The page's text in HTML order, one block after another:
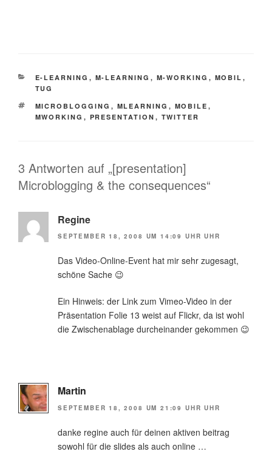
KATEGORIEN
E-LEARNING , M-LEARNING , M-WORKING , MOBIL ,
TUG
SCHLAGWÖRTER
MICROBLOGGING , MLEARNING , MOBILE ,
MWORKING , PRESENTATION , TWITTER
3 Antworten auf „[presentation]
Microblogging & the consequences“
Regine
SEPTEMBER 18, 2008 UM 14:09 UHR UHR
Das Video-Online-Event hat mir sehr zugesagt,
schöne Sache 😉
Ein Hinweis: der Link zum Vimeo-Video in der
Präsentation Folie 13 weist auf Flickr, da ist wohl
die Zwischenablage durcheinander gekommen 😉
Martin
SEPTEMBER 18, 2008 UM 21:09 UHR UHR
danke regine auch für deinen aktiven beitrag
sowohl für die slides als auch online …